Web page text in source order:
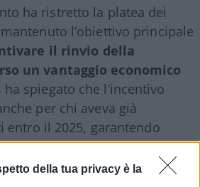
della tua privacy è la
ha ristretto la platea dei
l’obiettivo principale
il rinvio della
un vantaggio economico
ha spiegato che l’incentivo
per chi aveva già
entro il 2025, garantendo
tra le diverse regole